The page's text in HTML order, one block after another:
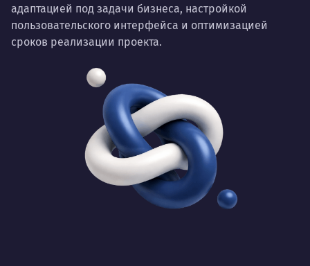
адаптацией под задачи бизнеса, настройкой
пользовательского интерфейса и оптимизацией
сроков реализации проекта.